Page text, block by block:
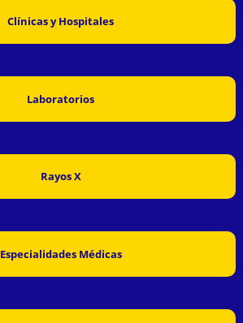
Clínicas y Hospitales
Laboratorios
Rayos X
Especialidades Médicas